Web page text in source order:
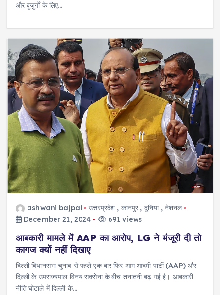
और बुजुर्गों के लिए…
ashwani bajpai उत्तरप्रदेश , कानपुर , दुनिया, नेशनल
December 21, 2024
691 views
आबकारी मामले में AAP का आरोप, LG ने मंजूरी दी तो
कागज क्यों नहीं दिखाए
दिल्ली विधानसभा चुनाव से पहले एक बार फिर आम आदमी पार्टी (AAP) और
दिल्ली के उपराज्यपाल विनय सक्सेना के बीच तनातनी बढ़ गई है। आबकारी
नीति घोटाले में दिल्ली के…